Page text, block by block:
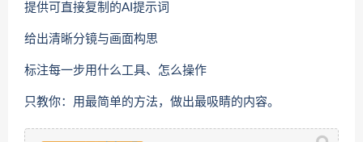
提供可直接复制的AI提示词
给出清晰分镜与画面构思
标注每一步用什么工具、怎么操作
只教你：用最简单的方法，做出最吸睛的内容。